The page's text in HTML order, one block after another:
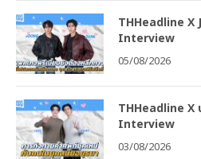
THHeadline X
Interview
05/08/2026
THHeadline X
Interview
03/08/2026